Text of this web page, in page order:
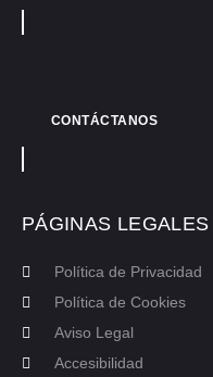
CONTÁCTANOS
PÁGINAS LEGALES
Política de Privacidad
Política de Cookies
Aviso Legal
Accesibilidad